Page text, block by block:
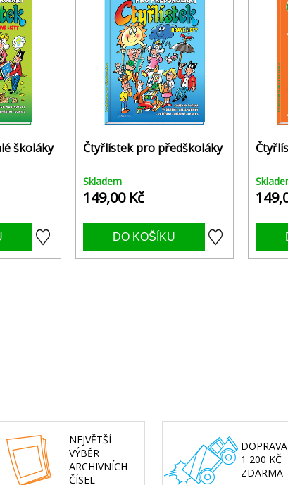
školáky Čtyřlístek pro předškoláky
Skladem
149,00 Kč
NEJVĚTŠÍ
VÝBĚR
ARCHIVNÍCH
ČÍSEL
1 200 KČ
ZDARMA